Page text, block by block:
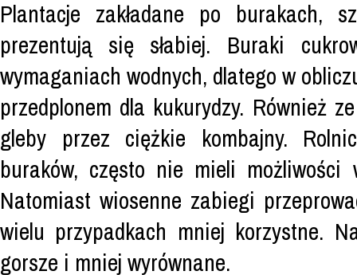
Plantacje zakładane po burakach,
prezentują się słabiej. Buraki
wymaganiach wodnych, dlatego w
przedplonem dla kukurydzy. Również
gleby przez ciężkie kombajny.
buraków, często nie mieli możliwości
Natomiast wiosenne zabiegi
wielu przypadkach mniej korzystne.
gorsze i mniej wyrównane.